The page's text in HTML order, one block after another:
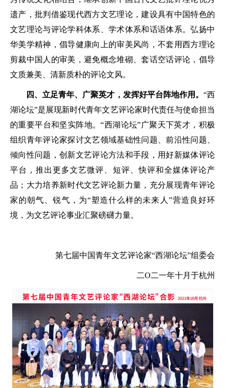
遗产，批判借鉴现代西方文艺理论，建设具有中国特色的
文艺理论与评论学科体系、学术体系和话语体系。弘扬中
华美学精神，倡导健康向上的审美风尚，不套用西方理论
剪裁中国人的审美，避免概念堆砌、套话空话评论，倡导
文质兼美、清新质朴的评论文风。
四、立足青年、广聚英才，发挥好平台阵地作用。 “西
湖论坛”是展现新时代青年文艺评论家时代责任与使命担当
的重要平台和坚实阵地。“西湖论坛”广聚天下英才，积极
组织青年评论家探讨文艺领域基础性问题、前沿性问题、
倾向性问题，创新文艺评论方法和手段，用好新媒体评论
平台，推出更多文艺微评、短评、快评和全媒体评论产
品；大力培养新时代文艺评论新力量，充分展现青年评论
家的朝气、锐气，为“塑造什么样的未来人”营造良好环
境，为文艺评论事业汇聚磅礴力量。
第七届中国青年文艺评论家“西湖论坛”组委会
二Ο二一年十月于杭州